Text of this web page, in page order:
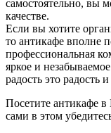
самостоятельно, вы
качестве.
Если вы хотите
то антикафе вполне
профессиональная
яркое и
радость это радость
Посетите антикафе в
сами в этом